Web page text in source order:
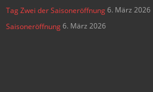
Tag Zwei der Saisoneröffnung6. März 2026
Saisoneröffnung6. März 2026